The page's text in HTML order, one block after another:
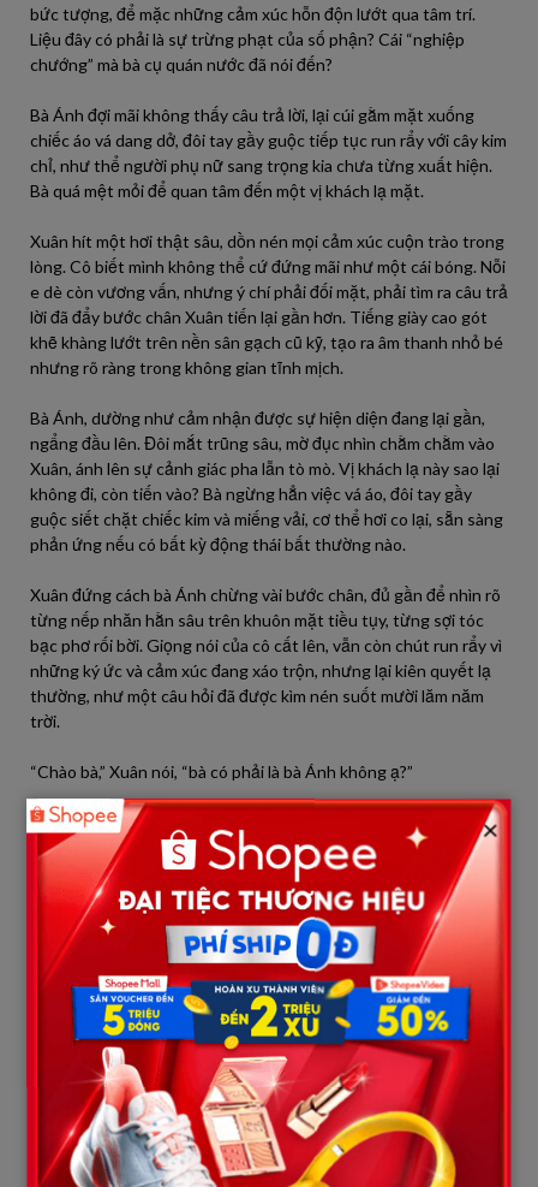
bức tượng, để mặc những cảm xúc hỗn độn lướt qua tâm trí.
Liệu đây có phải là sự trừng phạt của số phận? Cái “nghiệp
chướng” mà bà cụ quán nước đã nói đến?
Bà Ánh đợi mãi không thấy câu trả lời, lại cúi gằm mặt xuống
chiếc áo vá dang dở, đôi tay gầy guộc tiếp tục run rẩy với cây kim
chỉ, như thể người phụ nữ sang trọng kia chưa từng xuất hiện.
Bà quá mệt mỏi để quan tâm đến một vị khách lạ mặt.
Xuân hít một hơi thật sâu, dồn nén mọi cảm xúc cuộn trào trong
lòng. Cô biết mình không thể cứ đứng mãi như một cái bóng. Nỗi
e dè còn vương vấn, nhưng ý chí phải đối mặt, phải tìm ra câu trả
lời đã đẩy bước chân Xuân tiến lại gần hơn. Tiếng giày cao gót
khẽ khàng lướt trên nền sân gạch cũ kỹ, tạo ra âm thanh nhỏ bé
nhưng rõ ràng trong không gian tĩnh mịch.
Bà Ánh, dường như cảm nhận được sự hiện diện đang lại gần,
ngẩng đầu lên. Đôi mắt trũng sâu, mờ đục nhìn chằm chằm vào
Xuân, ánh lên sự cảnh giác pha lẫn tò mò. Vị khách lạ này sao lại
không đi, còn tiến vào? Bà ngừng hẳn việc vá áo, đôi tay gầy
guộc siết chặt chiếc kim và miếng vải, cơ thể hơi co lại, sẵn sàng
phản ứng nếu có bất kỳ động thái bất thường nào.
Xuân đứng cách bà Ánh chừng vài bước chân, đủ gần để nhìn rõ
từng nếp nhăn hằn sâu trên khuôn mặt tiều tụy, từng sợi tóc
bạc phơ rối bời. Giọng nói của cô cất lên, vẫn còn chút run rẩy vì
những ký ức và cảm xúc đang xáo trộn, nhưng lại kiên quyết lạ
thường, như một câu hỏi đã được kìm nén suốt mười lăm năm
trời.
“Chào bà,” Xuân nói, “bà có phải là bà Ánh không ạ?”
Giọng nói trầm ấm, dù run rẩy đôi chút vì cảm xúc, vẫn như một
mũi kim sắc lạnh đâm thẳng vào màng nhĩ của bà Ánh. Vị khách
lạ này lại hỏi đúng tên bà, một cái tên mà trong làng này không
mấy ai còn để tâm đến. Bà Ánh ngẩng đầu lên, đôi mắt mờ đục
nheo lại, cố gắng nhìn rõ hơn gương mặt đối diện. Hình bóng này
quen lắm, cái dáng đứng, mái tóc, và cả ánh mắt kiên định ấy
nữa. Rồi, một sợi ký ức mỏng manh chợt đứt đoạn, nhưng chính
âm thanh vừa rồi, cái giọng nói đã từng văng vẳng trong căn nhà
ngói ba gian này suốt mấy năm trời, bỗng chốc ùa về.
Bà Ánh chợt giật mình, đôi tay đang vá áo bỗng khựng lại, chiếc
kim may áo suýt nữa đâm vào ngón tay gầy guộc. Đôi mắt trũng
sâu của bà bỗng sáng lên một cách kỳ lạ, như thể vừa nhận ra
một điều gì đó kinh hoàng. Nhưng chỉ một tích tắc sau, ánh sáng
đó vụt tắt, thay vào đó là sự hoảng loạn tột cùng, chiếm lấy
×